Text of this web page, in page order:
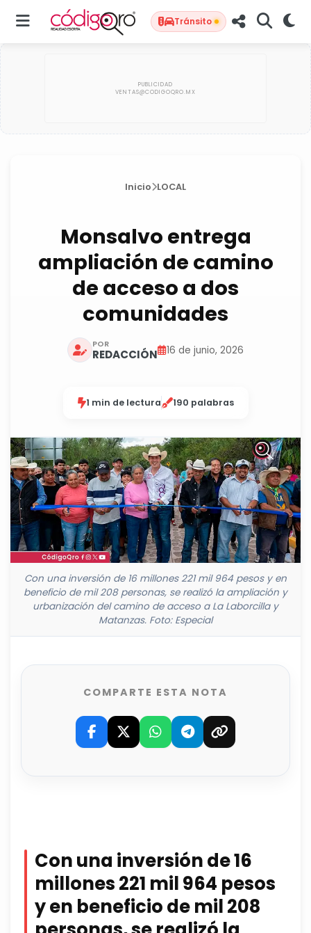
Tránsito
Inicio LOCAL
Monsalvo entrega
ampliación de camino
de acceso a dos
comunidades
POR
REDACCIÓN 16 de junio, 2026
1 min de lectura 190 palabras
Con una inversión de 16 millones 221 mil 964 pesos y en
beneficio de mil 208 personas, se realizó la ampliación y
urbanización del camino de acceso a La Laborcilla y
Matanzas. Foto: Especial
COMPARTE ESTA NOTA
Con una inversión de 16
millones 221 mil 964 pesos
y en beneficio de mil 208